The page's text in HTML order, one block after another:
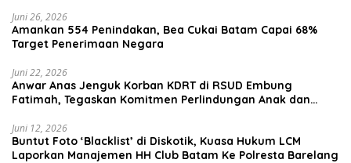
Juni 26, 2026
Amankan 554 Penindakan, Bea Cukai Batam Capai 68%
Target Penerimaan Negara
Juni 22, 2026
Anwar Anas Jenguk Korban KDRT di RSUD Embung
Fatimah, Tegaskan Komitmen Perlindungan Anak dan
Juni 12, 2026
Buntut Foto ‘Blacklist’ di Diskotik, Kuasa Hukum LCM
Laporkan Manajemen HH Club Batam Ke Polresta Barelang